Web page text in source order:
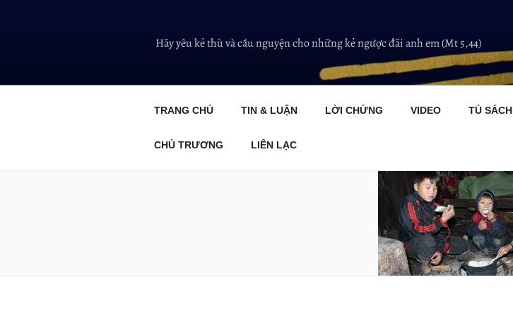
Hãy yêu kẻ thù và cầu nguyện cho những kẻ ngược đãi anh em (Mt 5,44)
TRANG CHỦ TIN & LUẬN LỜI CHỨNG VIDEO TỦ SÁCH
CHỦ TRƯƠNG LIÊN LẠC